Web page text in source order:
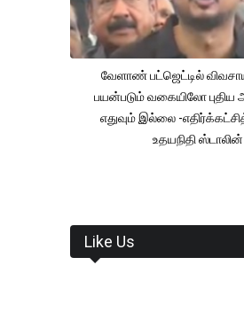
வேளாண் பட்ஜெட்டில்
பயன்படும் வகையிலோ புதிய
எதுவும் இல்லை -
உதயநிதி ஸ்டாலின்
Like Us